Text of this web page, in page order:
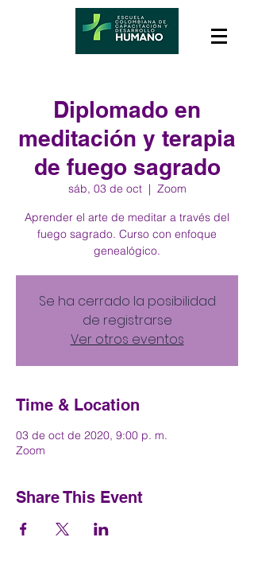
Diplomado en
meditación y terapia
de fuego sagrado
sáb, 03 de oct
  |
Zoom
Aprender el arte de meditar a través del
fuego sagrado. Curso con enfoque
genealógico.
Se ha cerrado la posibilidad
de registrarse
Ver otros eventos
Time & Location
03 de oct de 2020, 9:00 p. m.
Zoom
Share This Event